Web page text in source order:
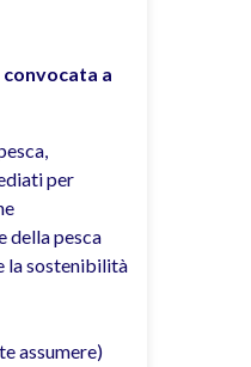
a
per
della pesca
la sostenibilità
assumere)